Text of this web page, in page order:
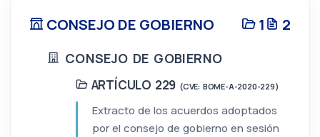
CONSEJO DE GOBIERNO 1 2
CONSEJO DE GOBIERNO
ARTÍCULO 229 (CVE: BOME-A-2020-229)
Extracto de los acuerdos adoptados
por el consejo de gobierno en sesión